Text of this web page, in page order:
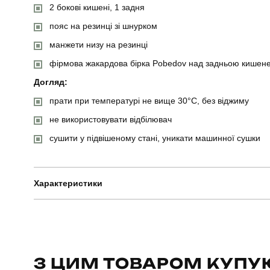
2 бокові кишені, 1 задня
пояс на резинці зі шнурком
манжети низу на резинці
фірмова жакардова бірка Pobedov над задньою
Догляд:
прати при температурі не вище 30°C, без віджиму
не використовувати відбілювач
сушити у підвішеному стані, уникати машинної сушки
Характеристики
З ЦИМ ТОВАРОМ